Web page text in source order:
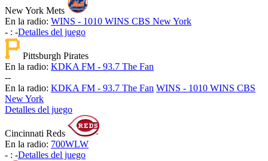
New York Mets
En la radio: WINS - 1010 WINS CBS New York
- : -Detalles del juego
Pittsburgh Pirates
En la radio: KDKA FM - 93.7 The Fan
--
En la radio: KDKA FM - 93.7 The Fan WINS - 1010 WINS CBS
New York
Detalles del juego
Cincinnati Reds
En la radio: 700WLW
- : -Detalles del juego